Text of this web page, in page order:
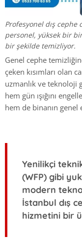
Profesyonel dış
personel, yüksek bir
bir şekilde temizliyor.
Genel cephe
çeken kısımları olan
uzmanlık ve teknoloji
hem gün ışığını
hem de binanın genel
Yenilikçi
(WFP) gibi
modern
İstanbul dış
hizmetini bir